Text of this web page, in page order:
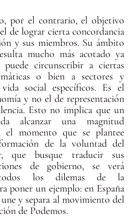
por el contrario, el objetivo
de lograr cierta concordancia
y sus miembros. Su ámbito
mucho más acotado ya
circunscribir a ciertas
o bien a sectores y
social específicos. Es el
y no el de representación
Esto no implica que un
alcanzar una magnitud
el momento que se plantee
de la voluntad del
que busque traducir sus
de gobierno, se verá
los dilemas de la
poner un ejemplo: en España
y separa al movimiento del
de Podemos.